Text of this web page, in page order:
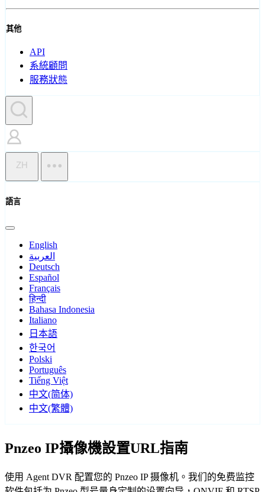
其他
API
系統顧問
服務狀態
ZH
語言
English
العربية
Deutsch
Español
Français
हिन्दी
Bahasa Indonesia
Italiano
日本語
한국어
Polski
Português
Tiếng Việt
中文(简体)
中文(繁體)
Pnzeo IP攝像機設置URL指南
使用 Agent DVR 配置您的 Pnzeo IP 摄像机。我们的免费监控